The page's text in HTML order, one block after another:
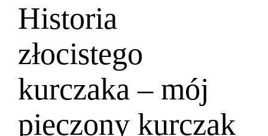
Historia
złocistego
kurczaka – mój
pieczony kurczak